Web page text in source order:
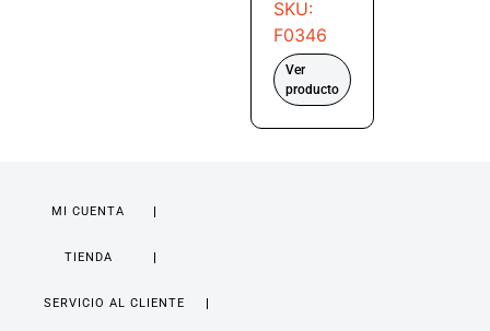
SKU:
F0346
Ver
producto
MI CUENTA
TIENDA
SERVICIO AL CLIENTE